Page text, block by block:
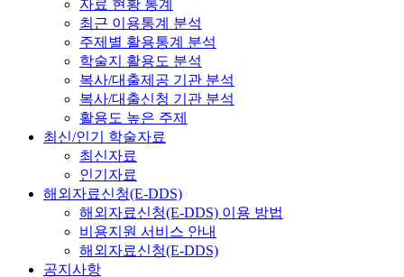
자료 현황 통계
최근 이용통계 분석
주제별 활용통계 분석
학술지 활용도 분석
복사/대출제공 기관 분석
복사/대출신청 기관 분석
활용도 높은 주제
최신/인기 학술자료
최신자료
인기자료
해외자료신청(E-DDS)
해외자료신청(E-DDS) 이용 방법
비용지원 서비스 안내
해외자료신청(E-DDS)
공지사항